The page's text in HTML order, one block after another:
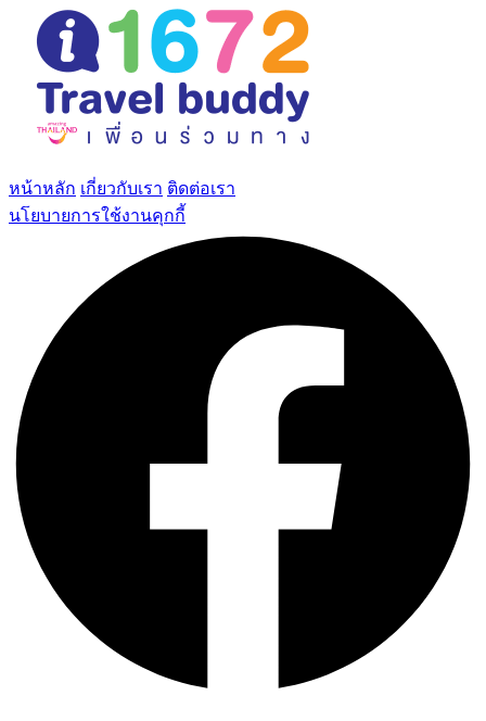
หน้าหลัก เกี่ยวกับเรา ติดต่อเรา
นโยบายการใช้งานคุกกี้